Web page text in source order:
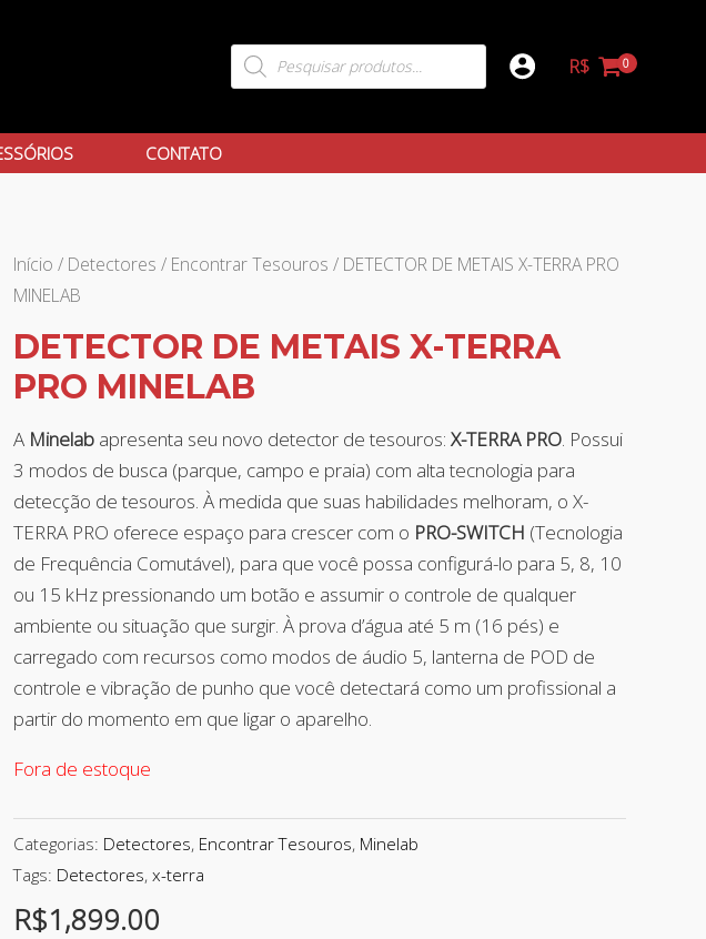
R$
CONTATO
Início / Detectores / Encontrar Tesouros / DETECTOR DE METAIS X-TERRA PRO
MINELAB
DETECTOR DE METAIS X-TERRA
PRO MINELAB
A Minelab apresenta seu novo detector de tesouros: X-TERRA PRO. Possui
3 modos de busca (parque, campo e praia) com alta tecnologia para
detecção de tesouros. À medida que suas habilidades melhoram, o X-
TERRA PRO oferece espaço para crescer com o PRO-SWITCH (Tecnologia
de Frequência Comutável), para que você possa configurá-lo para 5, 8, 10
ou 15 kHz pressionando um botão e assumir o controle de qualquer
ambiente ou situação que surgir. À prova d’água até 5 m (16 pés) e
carregado com recursos como modos de áudio 5, lanterna de POD de
controle e vibração de punho que você detectará como um profissional a
partir do momento em que ligar o aparelho.
Fora de estoque
Categorias: Detectores, Encontrar Tesouros, Minelab
Tags: Detectores, x-terra
R$1,899.00